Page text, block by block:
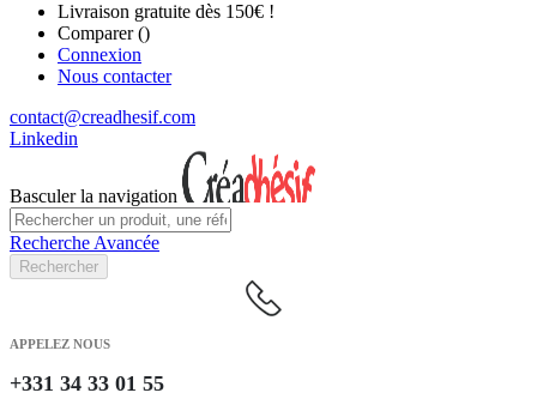
Livraison gratuite dès 150€ !
Comparer ()
Connexion
Nous contacter
contact@creadhesif.com
Linkedin
Basculer la navigation
Recherche Avancée
Rechercher
APPELEZ NOUS
+331 34 33 01 55